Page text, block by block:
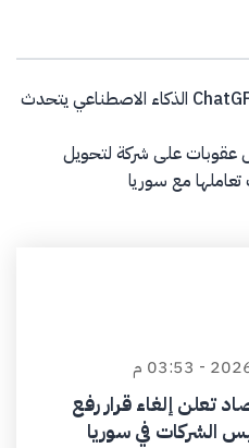
إضافة مبتكرة: ChatGPT الذكاء الاصطناعي يتحدث
عقوبات على شركة لتحويل
مع سوريا
تعلن إلغاء قرار رفع
الشركات في سوريا